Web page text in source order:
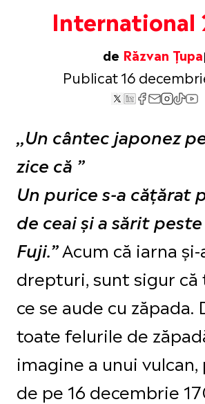
International
de Răzvan Țupa
Publicat 16
,,Un cântec japonez
zice că ”
Un purice s-a cățărat
de ceai și a sărit
Fuji.”Acum că iarna
drepturi, sunt sigur
ce se aude cu zăpada.
toate felurile de
imagine a unui
de pe 16 decembrie